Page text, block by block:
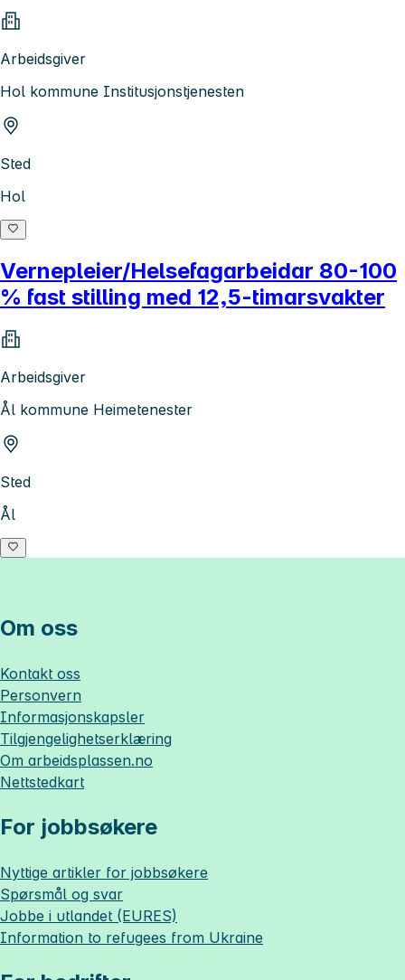
Arbeidsgiver
Hol kommune Institusjonstjenesten
Sted
Hol
Vernepleier/Helsefagarbeidar 80-100
% fast stilling med 12,5-timarsvakter
Arbeidsgiver
Ål kommune Heimetenester
Sted
Ål
Om oss
Kontakt oss
Personvern
Informasjonskapsler
Tilgjengelighetserklæring
Om arbeidsplassen.no
Nettstedkart
For jobbsøkere
Nyttige artikler for jobbsøkere
Spørsmål og svar
Jobbe i utlandet (EURES)
Information to refugees from Ukraine